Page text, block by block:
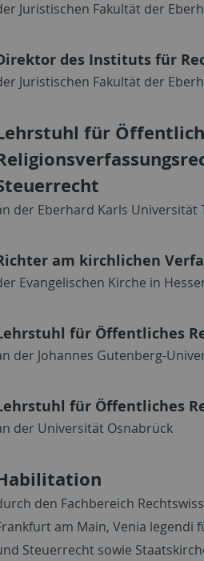
Juristischen Fakultät der
des Instituts für
Juristischen Fakultät der
für
der Eberhard Karls Universität
am kirchlichen
Evangelischen Kirche in
für Öffentliches
der Johannes Gutenberg-
für Öffentliches
der Universität Osnabrück
den Fachbereich
am Main, Venia legendi
Steuerrecht sowie